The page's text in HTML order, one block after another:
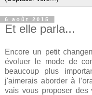
6 août 2015
Et elle parla...
Encore un petit
évoluer le mode de
beaucoup plus
j'aimerais aborder à
vais vous proposer des